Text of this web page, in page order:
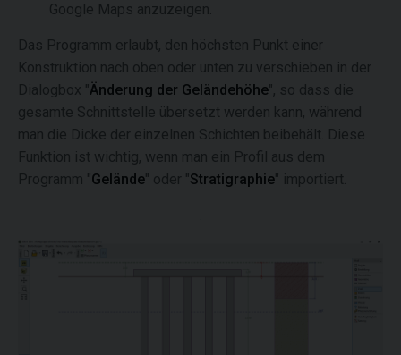
Google Maps anzuzeigen.
Das Programm erlaubt, den höchsten Punkt einer
Konstruktion nach oben oder unten zu verschieben in der
Dialogbox "Änderung der Geländehöhe", so dass die
gesamte Schnittstelle übersetzt werden kann, während
man die Dicke der einzelnen Schichten beibehält. Diese
Funktion ist wichtig, wenn man ein Profil aus dem
Programm "Gelände" oder "Stratigraphie" importiert.